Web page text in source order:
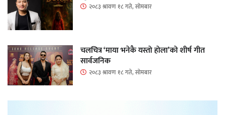
२०८३ श्रावण १८ गते, सोमबार
चलचित्र ‘माया भनेकै यस्तो होला’को शीर्ष गीत
सार्वजनिक
२०८३ श्रावण १८ गते, सोमबार